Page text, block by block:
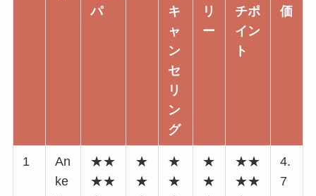
パ
キ
ャ
ン
セ
リ
ン
グ
リ
ー
チポ
イン
ト
価
1
An
ke
★★
★★
★
★
★
★
★
★
★★
★★
4.
7